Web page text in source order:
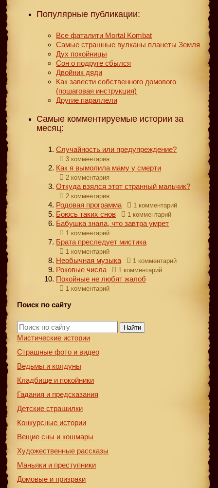
Популярные публикации:
Все фаталити Mortal Kombat
Самые страшные вулканы планеты Земля
Дух покойницы
Сон о подруге сбылся
Двойник дяди
Как завести собственного домового
(пошаговая инструкция)
Другие параллели
Самые комментируемые истории за
месяц:
Случайность или предупреждение?
3 комментария
Как я вымолила маму у смерти
2 комментария
Откуда взялся этот странный мальчик?
2 комментария
Родовая программа 1 комментарий
Боюсь таких снов 1 комментарий
Бабушка знала, что завтра умрет
1 комментарий
Брата преследует мистика
1 комментарий
Необычная музыка 1 комментарий
Роковые числа 1 комментарий
Покойные не любят жалоб
1 комментарий
Поиск по сайту
Найти
Мистические истории
Страшные фото и видео
Ведьмы и колдуны
Кладбище и покойники
Гадания и предсказания
Детские страшилки
Конкурсные истории
Вещие сны и кошмары
Художественные рассказы
Маньяки и преступники
Домовые и призраки